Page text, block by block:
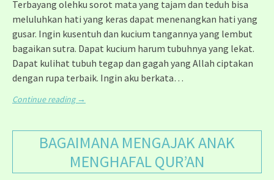
Terbayang olehku sorot mata yang tajam dan teduh bisa
meluluhkan hati yang keras dapat menenangkan hati yang
gusar. Ingin kusentuh dan kucium tangannya yang lembut
bagaikan sutra. Dapat kucium harum tubuhnya yang lekat.
Dapat kulihat tubuh tegap dan gagah yang Allah ciptakan
dengan rupa terbaik. Ingin aku berkata…
Continue reading →
BAGAIMANA MENGAJAK ANAK
MENGHAFAL QUR’AN